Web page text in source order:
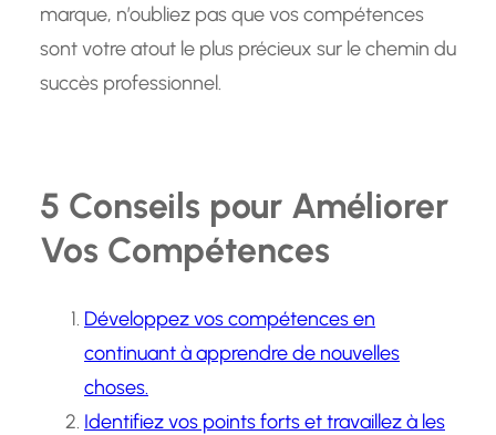
marque, n’oubliez pas que vos compétences
sont votre atout le plus précieux sur le chemin du
succès professionnel.
5 Conseils pour Améliorer
Vos Compétences
Développez vos compétences en
continuant à apprendre de nouvelles
choses.
Identifiez vos points forts et travaillez à les